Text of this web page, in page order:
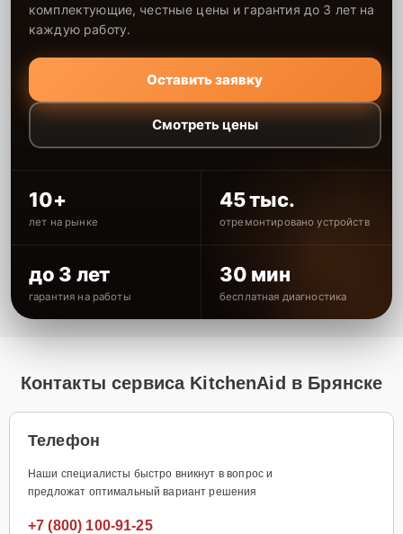
комплектующие, честные цены и гарантия до 3 лет на
каждую работу.
Оставить заявку
Смотреть цены
10+
лет на рынке
45 тыс.
отремонтировано устройств
до 3 лет
гарантия на работы
30 мин
бесплатная диагностика
Контакты сервиса KitchenAid в Брянске
Телефон
Наши специалисты быстро вникнут в вопрос и
предложат оптимальный вариант решения
+7 (800) 100-91-25